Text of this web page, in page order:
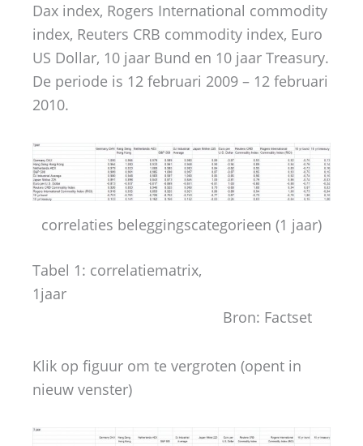
Dax index, Rogers International commodity
index, Reuters CRB commodity index, Euro
US Dollar, 10 jaar Bund en 10 jaar Treasury.
De periode is 12 februari 2009 – 12 februari
2010.
correlaties beleggingscategorieen (1 jaar)
Tabel 1: correlatiematrix,
1jaar
Bron: Factset
Klik op figuur om te vergroten (opent in
nieuw venster)